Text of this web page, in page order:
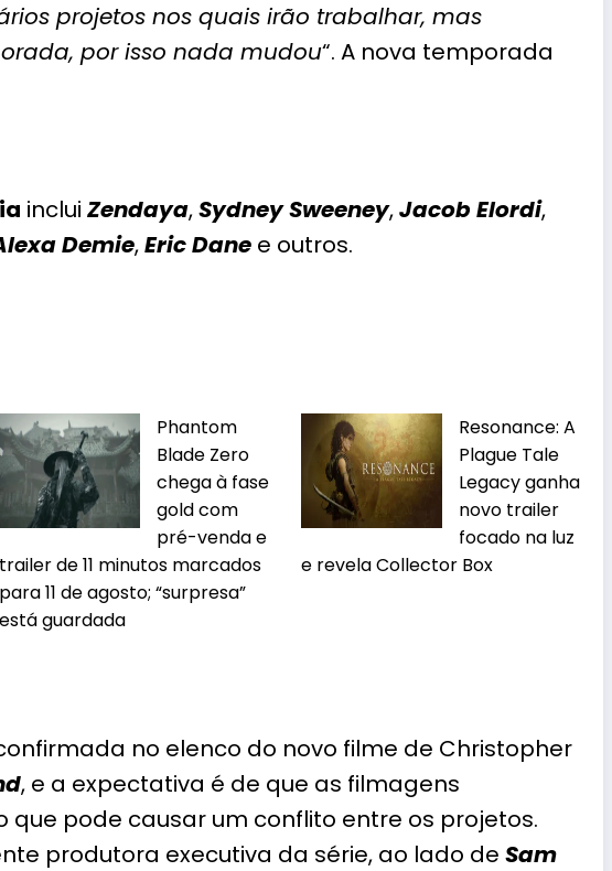
projetos nos quais irão trabalhar, mas
por isso nada mudou“. A nova temporada
inclui Zendaya,Sydney Sweeney,Jacob Elordi,
Demie,Eric Dane e outros.
Phantom
Blade Zero
chega à fase
gold com
pré-venda e
trailer de 11 minutos marcados
para 11 de agosto; “surpresa”
está guardada
Resonance: A
Plague Tale
Legacy ganha
novo trailer
focado na luz
e revela Collector Box
no elenco do novo filme de Christopher
, e a expectativa é de que as filmagens
que pode causar um conflito entre os projetos.
produtora executiva da série, ao lado de Sam